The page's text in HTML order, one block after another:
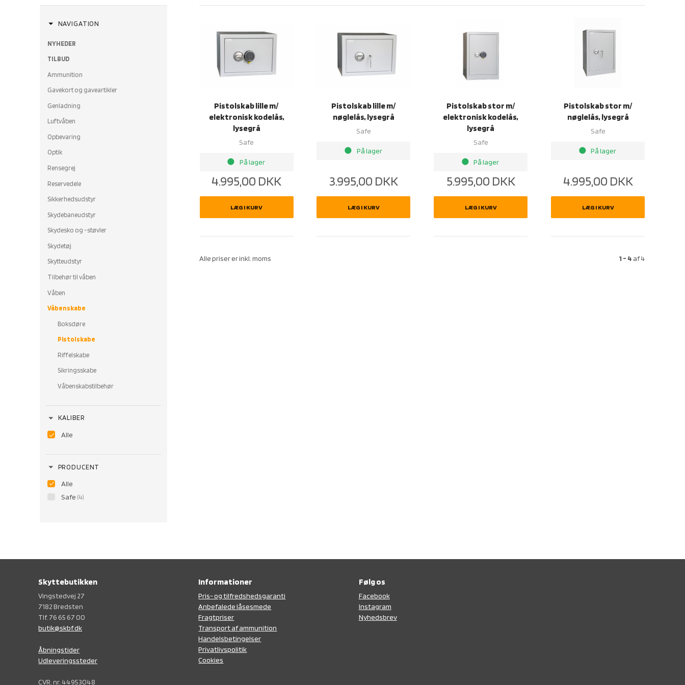
Pistolskab lille m/
elektronisk kodelås,
lysegrå
Safe
brightness_1 På lager
4.995,00 DKK
LÆG I KURV
Pistolskab lille m/
nøglelås, lysegrå
Safe
brightness_1 På lager
3.995,00 DKK
LÆG I KURV
Pistolskab stor m/
elektronisk kodelås,
lysegrå
Safe
brightness_1 På lager
5.995,00 DKK
LÆG I KURV
Pistolskab stor m/
nøglelås, lysegrå
Safe
brightness_1 På lager
4.995,00 DKK
LÆG I KURV
Alle priser er inkl. moms 1 - 4 af4
arrow_drop_down NAVIGATION
NYHEDER
TILBUD
Ammunition
Gavekort og gaveartikler
Genladning
Luftvåben
Opbevaring
Optik
Rensegrej
Reservedele
Sikkerhedsudstyr
Skydebaneudstyr
Skydesko og -støvler
Skydetøj
Skytteudstyr
Tilbehør til våben
Våben
Våbenskabe
Boksdøre
Pistolskabe
Riffelskabe
Sikringsskabe
Våbenskabstilbehør
arrow_drop_down KALIBER
Alle
arrow_drop_down PRODUCENT
Alle
Safe (4)
Skyttebutikken
Vingstedvej 27
7182 Bredsten
Tlf. 76 65 67 00
butik@skbf.dk
Åbningstider
Udleveringssteder
CVR. nr. 44953048
Informationer
Pris- og tilfredshedsgaranti
Anbefalede låsesmede
Fragtpriser
Transport af ammunition
Handelsbetingelser
Privatlivspolitik
Cookies
Følg os
Facebook
Instagram
Nyhedsbrev